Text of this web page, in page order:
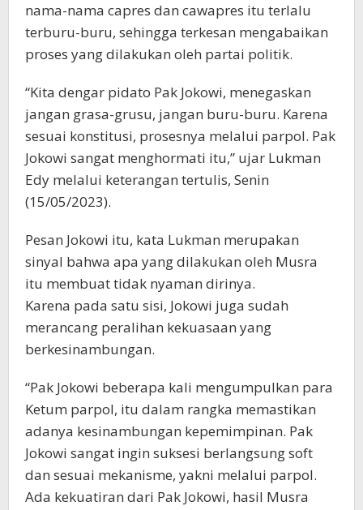
nama-nama capres dan cawapres itu terlalu
terburu-buru, sehingga terkesan mengabaikan
proses yang dilakukan oleh partai politik.
“Kita dengar pidato Pak Jokowi, menegaskan
jangan grasa-grusu, jangan buru-buru. Karena
sesuai konstitusi, prosesnya melalui parpol. Pak
Jokowi sangat menghormati itu,” ujar Lukman
Edy melalui keterangan tertulis, Senin
(15/05/2023).
Pesan Jokowi itu, kata Lukman merupakan
sinyal bahwa apa yang dilakukan oleh Musra
itu membuat tidak nyaman dirinya.
Karena pada satu sisi, Jokowi juga sudah
merancang peralihan kekuasaan yang
berkesinambungan.
“Pak Jokowi beberapa kali mengumpulkan para
Ketum parpol, itu dalam rangka memastikan
adanya kesinambungan kepemimpinan. Pak
Jokowi sangat ingin suksesi berlangsung soft
dan sesuai mekanisme, yakni melalui parpol.
Ada kekuatiran dari Pak Jokowi, hasil Musra